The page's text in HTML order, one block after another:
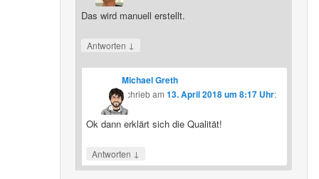
Das wird manuell erstellt.
Antworten ↓
Michael Greth
schriebam13. April 2018 um 8:17 Uhr:
Ok dann erklärt sich die Qualität!
Antworten ↓